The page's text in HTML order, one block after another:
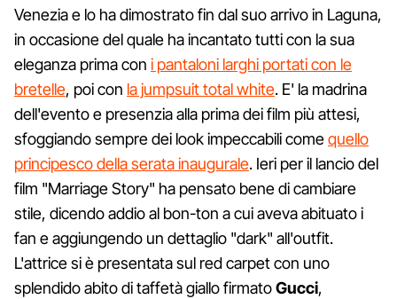
Venezia e lo ha dimostrato fin dal suo arrivo in Laguna,
in occasione del quale ha incantato tutti con la sua
eleganza prima con i pantaloni larghi portati con le
bretelle, poi con la jumpsuit total white. E' la madrina
dell'evento e presenzia alla prima dei film più attesi,
sfoggiando sempre dei look impeccabili comequello
principesco della serata inaugurale. Ieri per il lancio del
film "Marriage Story" ha pensato bene di cambiare
stile, dicendo addio al bon-ton a cui aveva abituato i
fan e aggiungendo un dettaglio "dark" all'outfit.
L'attrice si è presentata sul red carpet con uno
splendido abito di taffetà giallo firmatoGucci,